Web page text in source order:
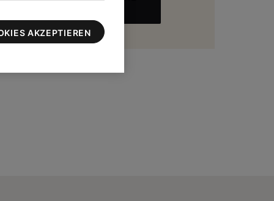
AKZEPTIEREN